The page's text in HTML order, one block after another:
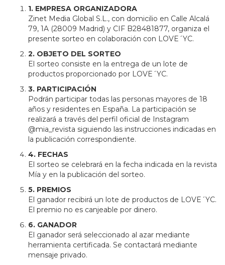
1. EMPRESA ORGANIZADORA
Zinet Media Global S.L., con domicilio en Calle Alcalá
79, 1A (28009 Madrid) y CIF B28481877, organiza el
presente sorteo en colaboración con LOVE´YC.
2. OBJETO DEL SORTEO
El sorteo consiste en la entrega de un lote de
productos proporcionado por LOVE´YC.
3. PARTICIPACIÓN
Podrán participar todas las personas mayores de 18
años y residentes en España. La participación se
realizará a través del perfil oficial de Instagram
@mia_revista siguiendo las instrucciones indicadas en
la publicación correspondiente.
4. FECHAS
El sorteo se celebrará en la fecha indicada en la revista
Mía y en la publicación del sorteo.
5. PREMIOS
El ganador recibirá un lote de productos de LOVE´YC.
El premio no es canjeable por dinero.
6. GANADOR
El ganador será seleccionado al azar mediante
herramienta certificada. Se contactará mediante
mensaje privado.